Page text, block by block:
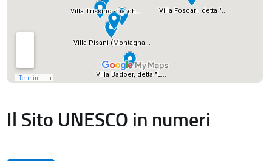
Il Sito UNESCO in numeri